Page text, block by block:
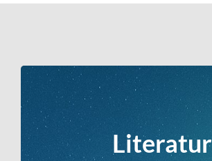
Literatur